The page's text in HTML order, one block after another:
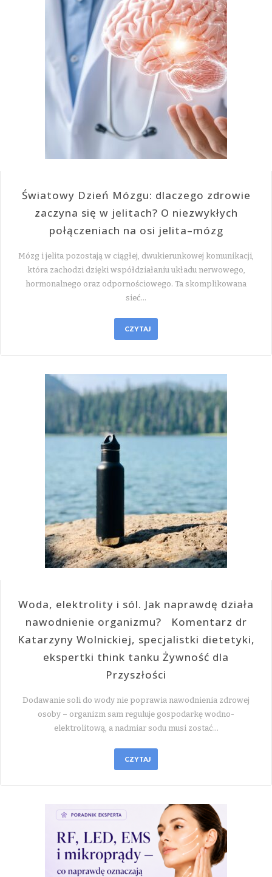
Światowy Dzień Mózgu: dlaczego zdrowie
zaczyna się w jelitach? O niezwykłych
połączeniach na osi jelita–mózg
Mózg i jelita pozostają w ciągłej, dwukierunkowej komunikacji,
która zachodzi dzięki współdziałaniu układu nerwowego,
hormonalnego oraz odpornościowego. Ta skomplikowana
sieć…
CZYTAJ
Woda, elektrolity i sól. Jak naprawdę działa
nawodnienie organizmu? Komentarz dr
Katarzyny Wolnickiej, specjalistki dietetyki,
ekspertki think tanku Żywność dla
Przyszłości
Dodawanie soli do wody nie poprawia nawodnienia zdrowej
osoby – organizm sam reguluje gospodarkę wodno-
elektrolitową, a nadmiar sodu musi zostać…
CZYTAJ